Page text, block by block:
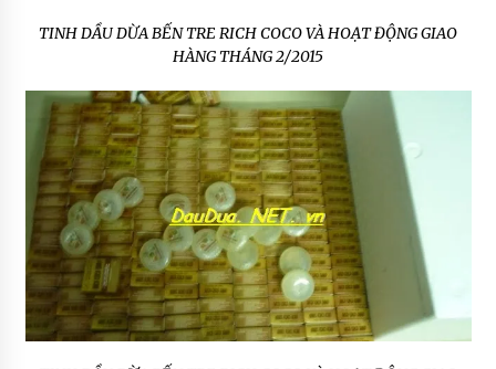
TINH DẦU DỪA BẾN TRE RICH COCO VÀ HOẠT ĐỘNG GIAO
HÀNG THÁNG 2/2015